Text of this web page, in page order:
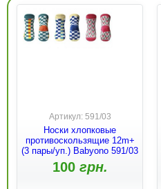
Артикул: 591/03
Носки хлопковые
противоскользящие 12m+
(3 пары/уп.) Babyono 591/03
100грн.